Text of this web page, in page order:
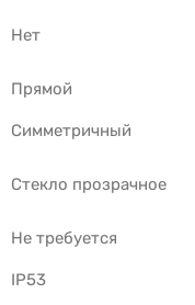
Нет
Прямой
Симметричный
Стекло прозрачное
Не требуется
IP53